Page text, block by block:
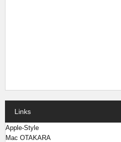
Links
Apple-Style
Mac OTAKARA